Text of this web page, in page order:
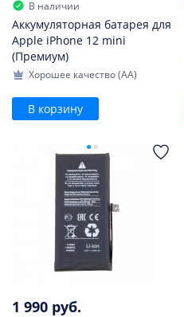
В наличии
Аккумуляторная батарея для
Apple iPhone 12 mini
(Премиум)
Хорошее качество (AA)
В корзину
1 990 руб.